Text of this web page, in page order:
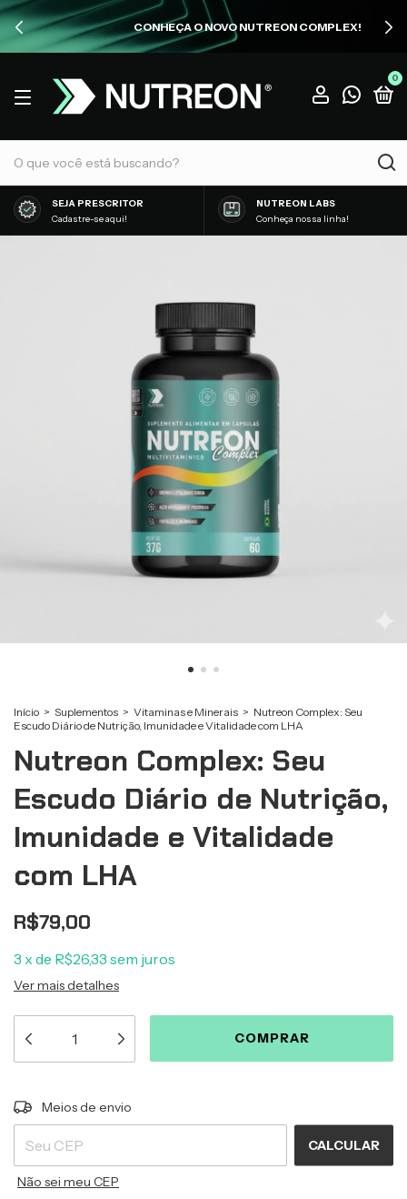
CONHEÇA O NOVO NUTREON COMPLEX!
0
SEJA PRESCRITOR
Cadastre-se aqui!
NUTREON LABS
Conheça nossa linha!
Início > Suplementos > Vitaminas e Minerais > Nutreon Complex: Seu
Escudo Diário de Nutrição, Imunidade e Vitalidade com LHA
Nutreon Complex: Seu
Escudo Diário de Nutrição,
Imunidade e Vitalidade
com LHA
R$79,00
3 x de R$26,33 sem juros
Ver mais detalhes
Entregas para o CEP:
Meios de envio
CALCULAR
Não sei meu CEP